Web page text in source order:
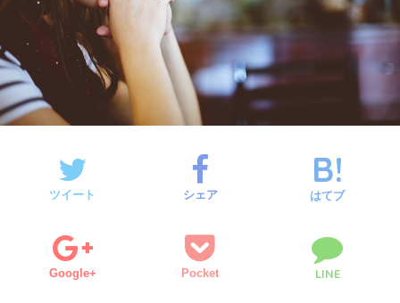
ツイート シェア はてブ
Google+ Pocket LINE